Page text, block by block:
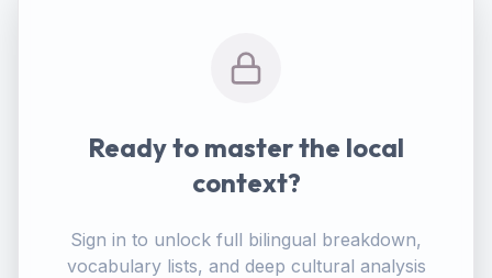
Ready to master the local
context?
Sign in to unlock full bilingual breakdown,
vocabulary lists, and deep cultural analysis